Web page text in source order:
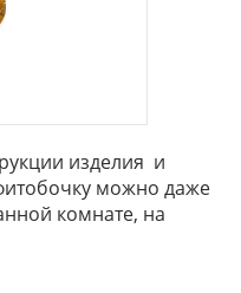
изделия и
можно даже
комнате, на